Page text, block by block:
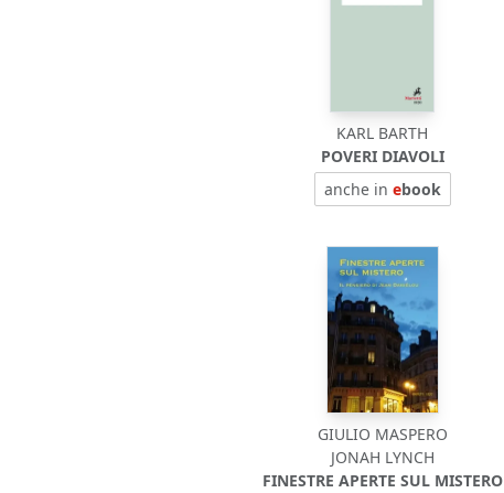
KARL BARTH
POVERI DIAVOLI
anche in ebook
GIULIO MASPERO
JONAH LYNCH
FINESTRE APERTE SUL MISTERO